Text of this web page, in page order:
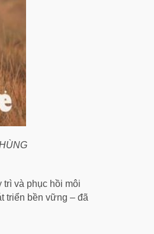
và phục hồi môi
triển bền vững – đã